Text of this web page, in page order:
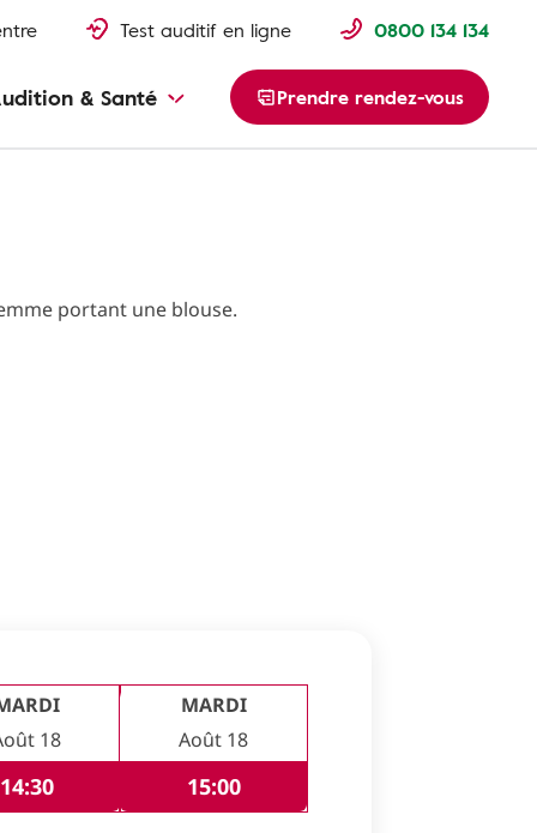
Test auditif en ligne 0800 134 134
& Santé Prendre rendez-vous
18
14:30
MARDI
Août 18
15:00